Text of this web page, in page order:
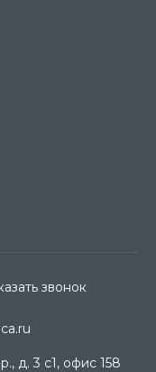
д. 3 c1, офис 158
звонок